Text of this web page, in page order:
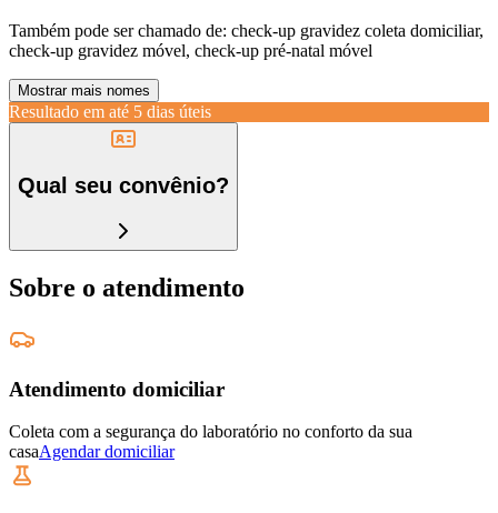
Também pode ser chamado de: check-up gravidez coleta domiciliar,
check-up gravidez móvel, check-up pré-natal móvel
Mostrar mais nomes
Resultado em até 5 dias úteis
Qual seu convênio?
Sobre o atendimento
Atendimento domiciliar
Coleta com a segurança do laboratório no conforto da sua
casaAgendar domiciliar